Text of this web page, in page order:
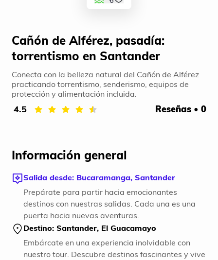
Cañón de Alférez, pasadía:
torrentismo en Santander
Conecta con la belleza natural del Cañón de Alférez
practicando torrentismo, senderismo, equipos de
protección y alimentación incluida.
4.5 Reseñas • 0
Información general
Salida desde: Bucaramanga, Santander
Prepárate para partir hacia emocionantes
destinos con nuestras salidas. Cada una es una
puerta hacia nuevas aventuras.
Destino: Santander, El Guacamayo
Embárcate en una experiencia inolvidable con
nuestro tour. Descubre destinos fascinantes y vive